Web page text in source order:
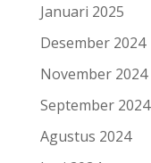
Januari 2025
Desember 2024
November 2024
September 2024
Agustus 2024